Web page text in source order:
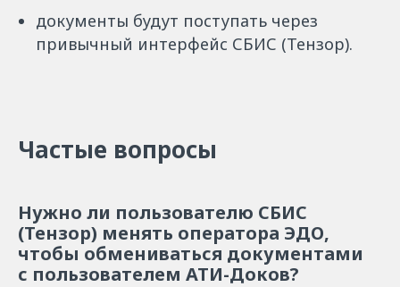
документы будут поступать через
привычный интерфейс СБИС (Тензор).
Частые вопросы
Нужно ли пользователю СБИС
(Тензор) менять оператора ЭДО,
чтобы обмениваться документами
с пользователем АТИ-Доков?